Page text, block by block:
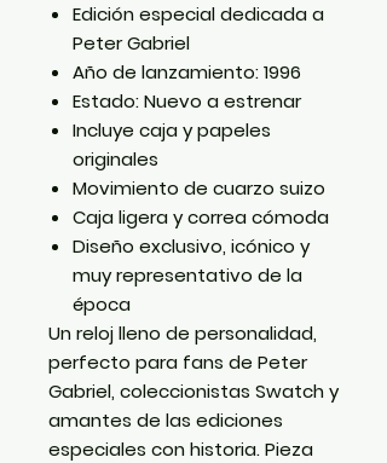
Edición especial dedicada a
Peter Gabriel
Año de lanzamiento:1996
Estado: Nuevo a estrenar
Incluye caja y papeles
originales
Movimiento de cuarzo suizo
Caja ligera y correa cómoda
Diseño exclusivo, icónico y
muy representativo de la
época
Un reloj lleno de personalidad,
perfecto para fans de Peter
Gabriel, coleccionistas Swatch y
amantes de las ediciones
especiales con historia. Pieza